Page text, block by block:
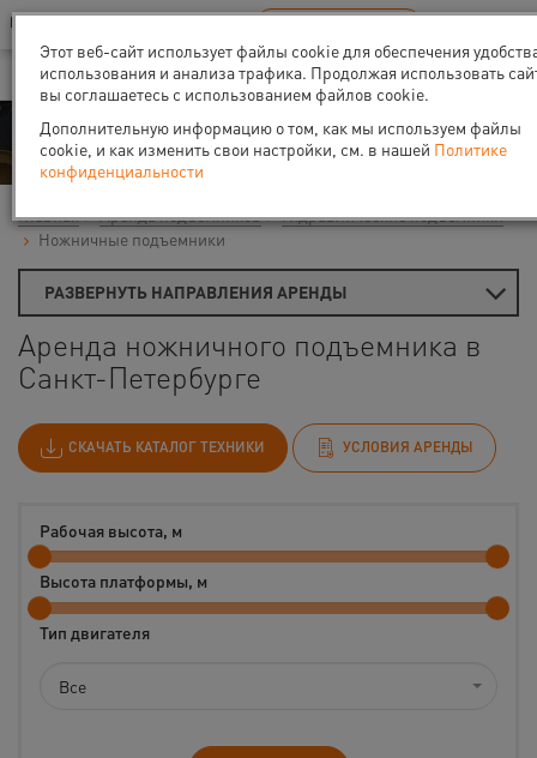
Ваш город:Санкт-Петербург
В Вашем регионе нет наших офисов RU EN
Аренда
Главная Аренда подъемников
Гидравлические подъемники
Ножничные подъемники
РАЗВЕРНУТЬ НАПРАВЛЕНИЯ АРЕНДЫ
Аренда ножничного подъемника в
Санкт-Петербурге
СКАЧАТЬ КАТАЛОГ ТЕХНИКИ УСЛОВИЯ АРЕНДЫ
Рабочая высота, м
Высота платформы, м
Тип двигателя
Все
Этот веб-сайт использует файлы cookie для обеспечения
использования и анализа трафика. Продолжая использовать
вы соглашаетесь с использованием файлов cookie.
Дополнительную информацию о том, как мы используем файлы
cookie, и как изменить свои настройки, см. в нашей Политике
конфиденциальности